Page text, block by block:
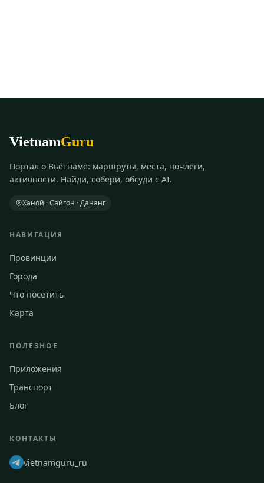
VietnamGuru
Портал о Вьетнаме: маршруты, места, ночлеги,
активности. Найди, собери, обсуди с AI.
Ханой · Сайгон · Дананг
НАВИГАЦИЯ
Провинции
Города
Что посетить
Карта
ПОЛЕЗНОЕ
Приложения
Транспорт
Блог
КОНТАКТЫ
vietnamguru_ru